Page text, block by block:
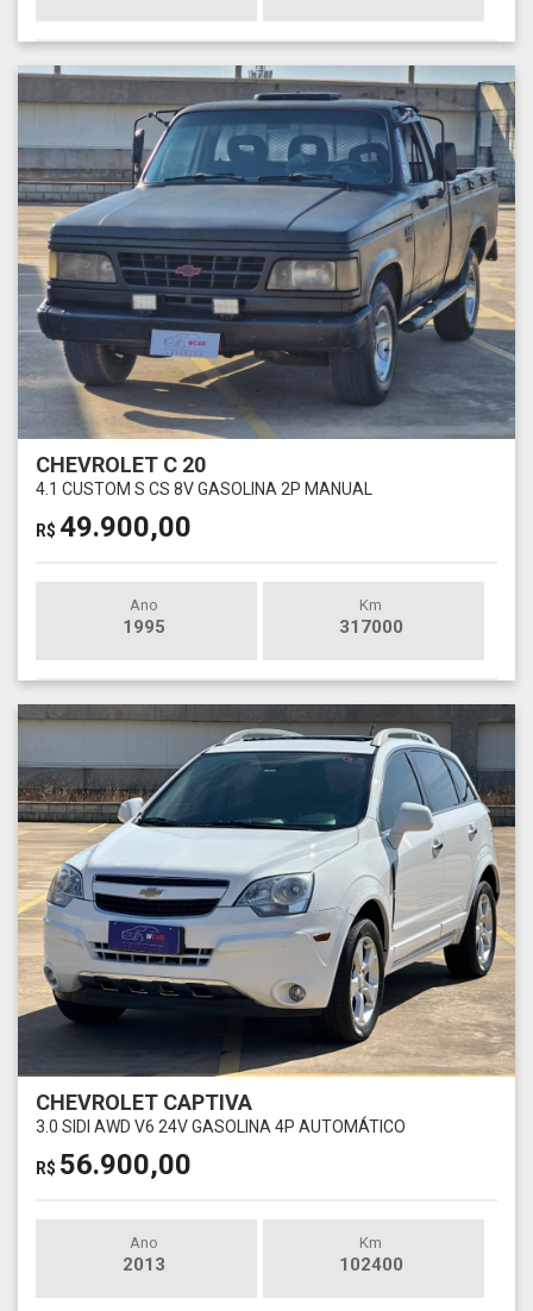
CHEVROLET C 20
4.1 CUSTOM S CS 8V GASOLINA 2P MANUAL
R$ 49.900,00
Ano
1995
Km
317000
CHEVROLET CAPTIVA
3.0 SIDI AWD V6 24V GASOLINA 4P AUTOMÁTICO
R$ 56.900,00
Ano
2013
Km
102400